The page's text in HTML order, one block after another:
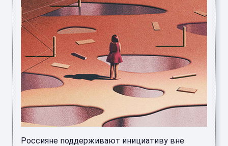
Россияне поддерживают инициативу вне